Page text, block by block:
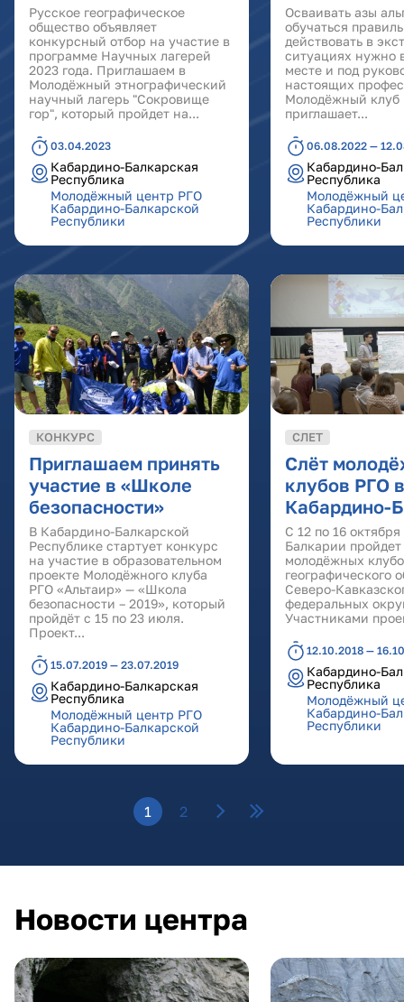
Русское географическое
общество объявляет
конкурсный отбор на участие в
программе Научных лагерей
2023 года. Приглашаем в
Молодёжный этнографический
научный лагерь "Сокровище
гор", который пройдет на...
03.04.2023
Кабардино-Балкарская
Республика
Молодёжный центр РГО
Кабардино-Балкарской
Республики
Осваивать азы
обучаться
действовать в
ситуациях нужно
месте и под
настоящих
Молодёжный клуб
приглашает...
06.08.2022 —
Кабардино-
Республика
Молодёжный
Кабардино-
Республики
КОНКУРС
Приглашаем принять
участие в «Школе
безопасности»
В Кабардино-Балкарской
Республике стартует конкурс
на участие в образовательном
проекте Молодёжного клуба
РГО «Альтаир» — «Школа
безопасности – 2019», который
пройдёт с 15 по 23 июля.
Проект...
15.07.2019 — 23.07.2019
Кабардино-Балкарская
Республика
Молодёжный центр РГО
Кабардино-Балкарской
Республики
СЛЕТ
Слёт
клубов РГО в
Кабардино-
С 12 по 16
Балкарии
молодёжных
географического
Северо-
федеральных
Участниками
12.10.2018 —
Кабардино-
Республика
Молодёжный
Кабардино-
Республики
1 2
Новости центра